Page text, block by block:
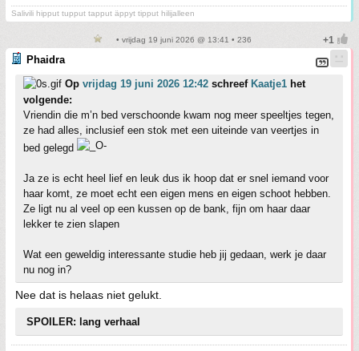
Salivili hipput tupput tapput äppyt tipput hilijalleen
• vrijdag 19 juni 2026 @ 13:41 • 236
Phaidra
Op vrijdag 19 juni 2026 12:42 schreef Kaatje1 het
volgende:
Vriendin die m’n bed verschoonde kwam nog meer speeltjes tegen,
ze had alles, inclusief een stok met een uiteinde van veertjes in
bed gelegd
Ja ze is echt heel lief en leuk dus ik hoop dat er snel iemand voor
haar komt, ze moet echt een eigen mens en eigen schoot hebben.
Ze ligt nu al veel op een kussen op de bank, fijn om haar daar
lekker te zien slapen
Wat een geweldig interessante studie heb jij gedaan, werk je daar
nu nog in?
Nee dat is helaas niet gelukt.
SPOILER: lang verhaal